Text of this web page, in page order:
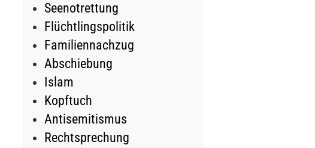
Seenotrettung
Flüchtlingspolitik
Familiennachzug
Abschiebung
Islam
Kopftuch
Antisemitismus
Rechtsprechung